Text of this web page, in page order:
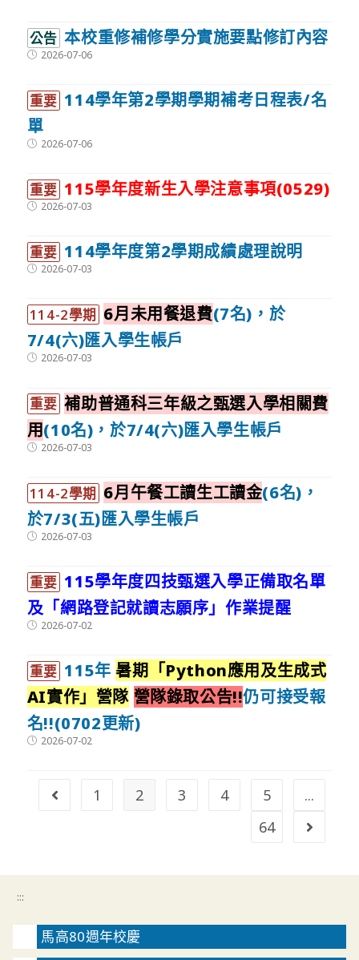
公告 本校重修補修學分實施要點修訂內容
Post2026-07-06
重要 114學年第2學期學期補考日程表/名
單
Post2026-07-06
重要 115學年度新生入學注意事項(0529)
Post2026-07-03
重要 114學年度第2學期成績處理說明
Post2026-07-03
114-2學期 6月未用餐退費(7名)，於
7/4(六)匯入學生帳戶
Post2026-07-03
重要 補助普通科三年級之甄選入學相關費
用(10名)，於7/4(六)匯入學生帳戶
Post2026-07-03
114-2學期 6月午餐工讀生工讀金(6名)，
於7/3(五)匯入學生帳戶
Post2026-07-03
重要 115學年度四技甄選入學正備取名單
及「網路登記就讀志願序」作業提醒
Post2026-07-02
重要 115年暑期「Python應用及生成式
AI實作」營隊 營隊錄取公告!!仍可接受報
名!!(0702更新)
Post2026-07-02
Go to the previous page
1 2 3 4 5
...
64
Go to
:::
馬高80週年校慶